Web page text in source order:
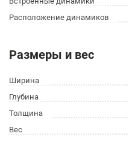
Расположение динамиков
Размеры и вес
Ширина
Глубина
Толщина
Вес